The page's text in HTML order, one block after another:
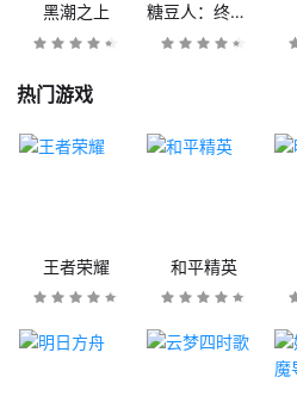
黑潮之上 糖豆人：终极淘汰赛
热门游戏
王者荣耀 和平精英